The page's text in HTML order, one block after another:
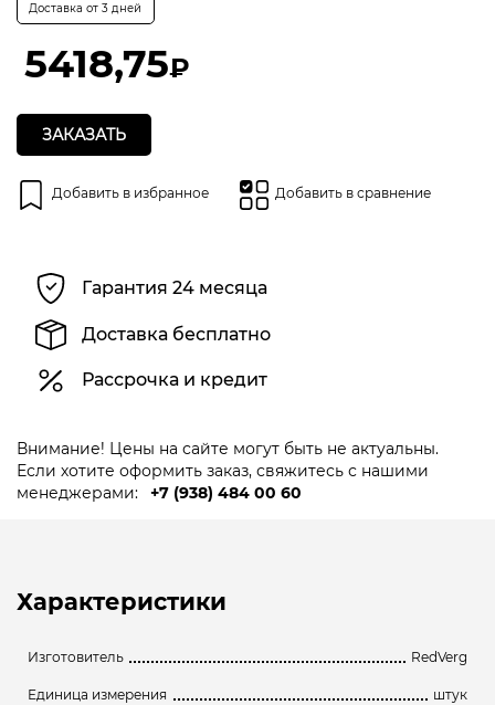
из
Доставка от 3 дней
5418,75₽
ЗАКАЗАТЬ
Добавить в избранное Добавить в сравнение
Гарантия 24 месяца
Доставка бесплатно
Рассрочка и кредит
Внимание! Цены на сайте могут быть не актуальны.
Если хотите оформить заказ, свяжитесь с нашими
менеджерами:
+7 (938) 484 00 60
Характеристики
Изготовитель RedVerg
Единица измерения штук